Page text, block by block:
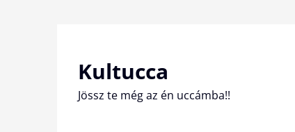
Kultucca
Jössz te még az én uccámba!!